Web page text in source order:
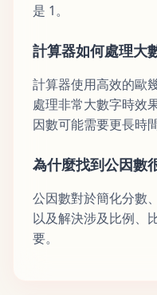
是 1。
計算器如何處理大
計算器使用高效的歐
處理非常大數字時效
因數可能需要更長時
為什麼找到公因數
公因數對於簡化分數
以及解決涉及比例、
要。